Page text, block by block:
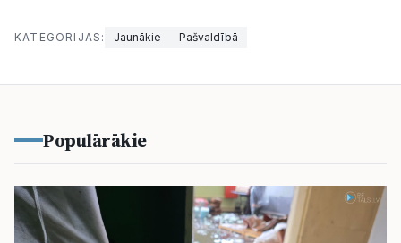
KATEGORIJAS: Jaunākie Pašvaldībā
Populārākie